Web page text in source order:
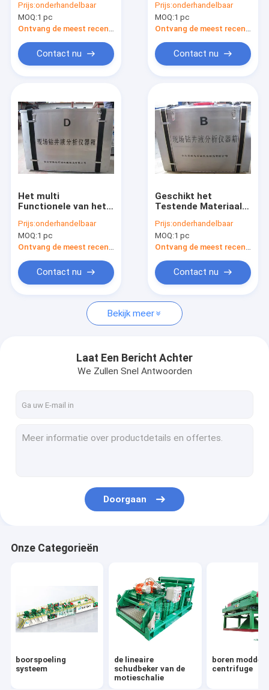
Producten
Fabrieksreis
Nieuws
Verzoek om een Citaat
de lineaire schudbeker van de motieschalie
boren modder centrifuge
Shale Shaker Screen
Verticale scherpe droger
Vacuümontgasser
afschuiving pomp
Pers van de het
Testende
Materiaalggs71 Hthp
Prijs:onderhandelbaar
MOQ:1 pc
Ontvang de meest recente Prijs
Contact nu
Paboring Meter van
de de Oprichtings
Scherende Kracht
Prijs:onderhandelbaar
MOQ:1 pc
Ontvang de meest recente Prijs
Contact nu
Het multi
Functionele van het
Materiaalgebied van
de Boringsvloeistof
van de het
Type van D
Prijs:onderhandelbaar
MOQ:1 pc
Ontvang de meest recente Prijs
Contact nu
Geschikt het
Testende Materiaalb
Boringsvloeistof met
Roestvrij staalgeval
Prijs:onderhandelbaar
MOQ:1 pc
Ontvang de meest recente Prijs
Contact nu
Bekijk meer
Laat Een Bericht Achter
We Zullen Snel Antwoorden
Doorgaan
Onze Categorieën
boorspoeling
systeem
de lineaire
schudbeker van de
motieschalie
boren modder
centrifuge